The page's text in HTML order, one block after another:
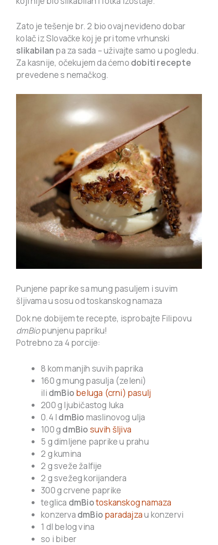
Zato je tešenje br. 2 bio ovaj neviđeno dobar
kolač iz Slovačke koj je pri tome vrhunski
slikabilan pa za sada – uživajte samo u pogledu.
Za kasnije, očekujem da ćemo dobiti recepte
prevedene s nemačkog.
Punjene paprike sa mung pasuljem i suvim
šljivama u sosu od toskanskog namaza
Dok ne dobijem te recepte, isprobajte Filipovu
dmBiopunjenu papriku!
Potrebno za 4 porcije:
8 kom manjih suvih paprika
160 g mung pasulja (zeleni)
ili dmBio beluga (crni) pasulj
200 g ljubičastog luka
0.4 l dmBio maslinovog ulja
100 g dmBio suvih šljiva
5 g dimljene paprike u prahu
2 g kumina
2 g sveže žalfije
2 g svežeg korijandera
300 g crvene paprike
teglica dmBiotoskanskog namaza
konzerva dmBio paradajzau konzervi
1 dl belog vina
so i biber